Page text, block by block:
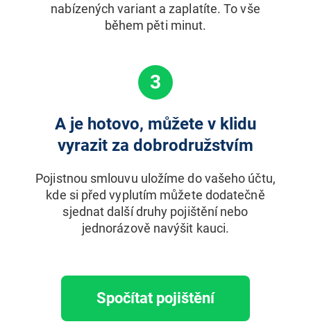
nabízených variant a zaplatíte. To vše
během pěti minut.
3
A je hotovo, můžete v klidu
vyrazit za dobrodružstvím
Pojistnou smlouvu uložíme do vašeho účtu,
kde si před vyplutím můžete dodatečně
sjednat další druhy pojištění nebo
jednorázově navýšit kauci.
Spočítat pojištění